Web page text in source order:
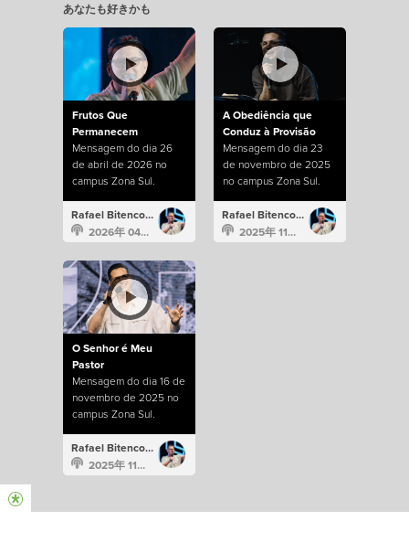
あなたも好きかも
Frutos Que
Permanecem
Mensagem do dia 26
de abril de 2026 no
campus Zona Sul.
Rafael Bitencourt
2026年 04月 26日
A Obediência que
Conduz à Provisão
Mensagem do dia 23
de novembro de 2025
no campus Zona Sul.
Rafael Bitencourt
2025年 11月 23日
O Senhor é Meu
Pastor
Mensagem do dia 16 de
novembro de 2025 no
campus Zona Sul.
Rafael Bitencourt
2025年 11月 16日